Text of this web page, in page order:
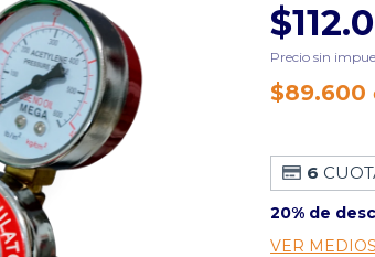
Precio sin
$89.600
6
20% de
VER